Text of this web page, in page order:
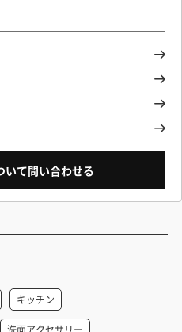
いて問い合わせる
キッチン